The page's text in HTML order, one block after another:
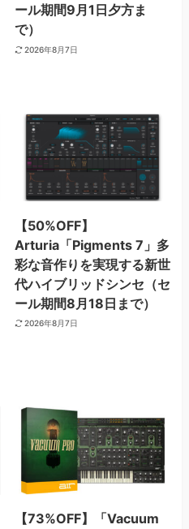
ール期間9月1日夕方ま
で）
2026年8月7日
【50%OFF】
Arturia「Pigments 7」多
彩な音作りを実現する新世
代ハイブリッドシンセ（セ
ール期間8月18日まで）
2026年8月7日
【73%OFF】「Vacuum